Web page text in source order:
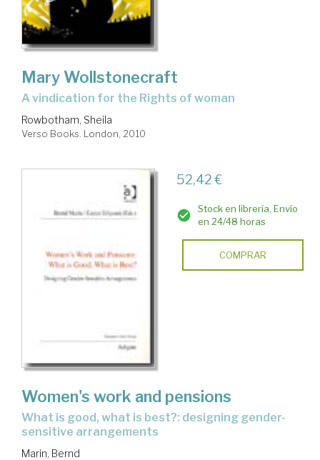
Mary Wollstonecraft
a vindication for the Rights of woman
Rowbotham, Sheila
Verso Books. London, 2010
52,42 €
Stock en librería. Envío
en 24/48 horas
COMPRAR
Women's work and pensions
what is good, what is best?: designing gender-
sensitive arrangements
Marin, Bernd